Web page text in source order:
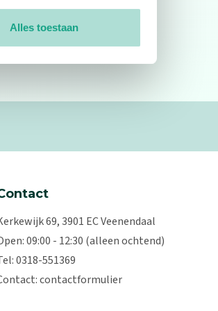
Alles toestaan
69, 3901 EC Veenendaal
09:00 - 12:30 (alleen ochtend)
0318-551369
contactformulier